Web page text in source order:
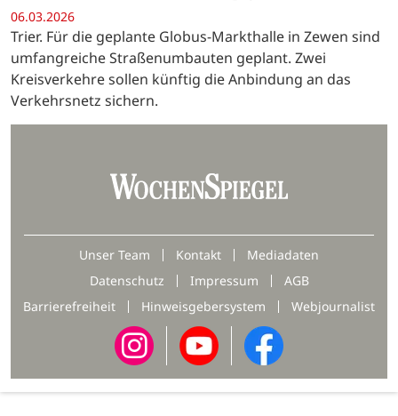
06.03.2026
Trier. Für die geplante Globus-Markthalle in Zewen sind
umfangreiche Straßenumbauten geplant. Zwei
Kreisverkehre sollen künftig die Anbindung an das
Verkehrsnetz sichern.
Unser Team Kontakt
Mediadaten
Datenschutz
Impressum
AGB
Barrierefreiheit
Hinweisgebersystem Webjournalist